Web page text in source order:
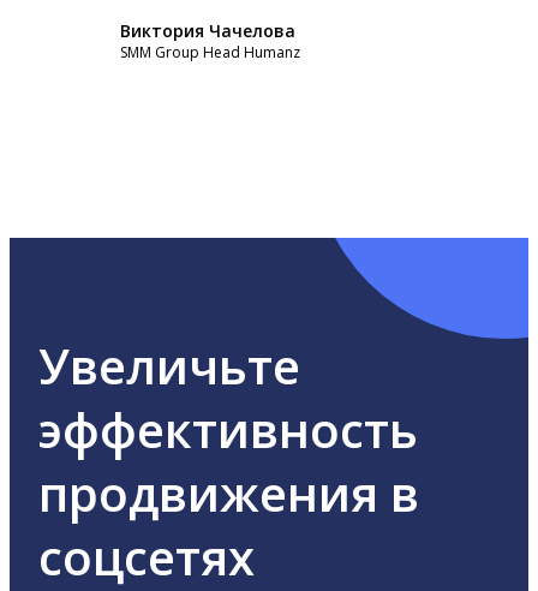
Виктория Чачелова
SMM Group Head Humanz
Увеличьте
эффективность
продвижения в
соцсетях